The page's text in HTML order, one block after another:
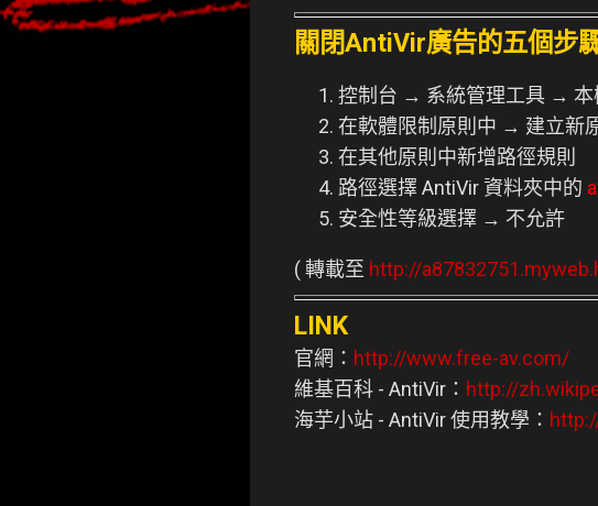
關閉AntiVir廣告的五個步
控制台 → 系統管理工具 → 本
在軟體限制原則中 → 建立新
在其他原則中新增路徑規則
路徑選擇 AntiVir 資料夾中的
安全性等級選擇 → 不允許
( 轉載至 http://
LINK
官網： http://www.free-av.com/
維基百科 - AntiVir： http://
海芋小站 - AntiVir 使用教學：